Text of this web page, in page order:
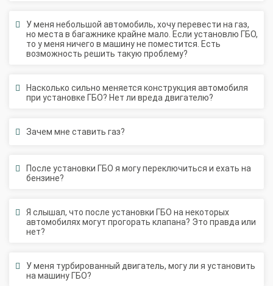
но места в багажнике крайне мало. Если установлю ГБО,
то у меня ничего в машину не поместится. Есть
возможность решить такую проблему?
при установке ГБО? Нет ли вреда двигателю?
бензине?
автомобилях могут прогорать клапана? Это правда или
нет?
на машину ГБО?